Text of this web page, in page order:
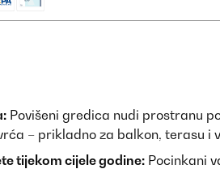
Povišeni gredica nudi prostranu
– prikladno za balkon, terasu i
tijekom cijele godine: Pocinkani